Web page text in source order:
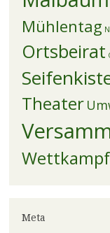
Mühlentag
Ortsbeirat
Theater
Wettkampf
Meta